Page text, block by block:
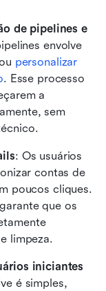
de pipelines e
envolve
personalizar
. Esse processo
a
sem
: Os usuários
contas de
poucos cliques.
que os
limpeza.
iniciantes
é simples,